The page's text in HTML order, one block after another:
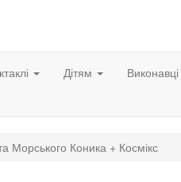
Дітям Виконавці
Морського Коника + Космікс